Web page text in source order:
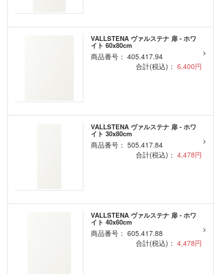
VALLSTENA ヴァルステナ 扉 - ホワ
イト 60x80cm
商品番号： 405.417.94
合計(税込)： 6,400円
VALLSTENA ヴァルステナ 扉 - ホワ
イト 30x80cm
商品番号： 505.417.84
合計(税込)： 4,478円
VALLSTENA ヴァルステナ 扉 - ホワ
イト 40x60cm
商品番号： 605.417.88
合計(税込)： 4,478円